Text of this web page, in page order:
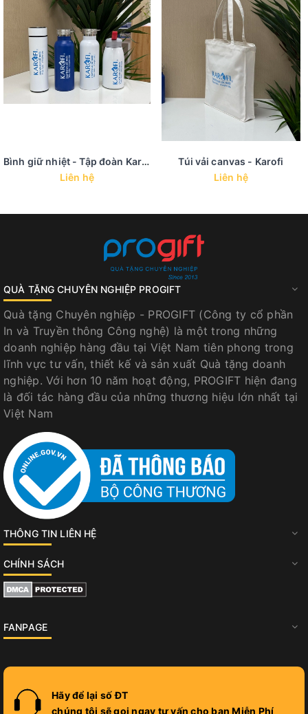
Bình giữ nhiệt - Tập đoàn Karofi
Liên hệ
Túi vải canvas - Karofi
Liên hệ
QUÀ TẶNG CHUYÊN NGHIỆP PROGIFT
Quà tặng Chuyên nghiệp - PROGIFT (Công ty cổ phần
In và Truyền thông Công nghệ) là một trong những
doanh nghiệp hàng đầu tại Việt Nam tiên phong trong
lĩnh vực tư vấn, thiết kế và sản xuất Quà tặng doanh
nghiệp. Với hơn 10 năm hoạt động, PROGIFT hiện đang
là đối tác hàng đầu của những thương hiệu lớn nhất tại
Việt Nam
THÔNG TIN LIÊN HỆ
CHÍNH SÁCH
FANPAGE
Hãy để lại số ĐT
chúng tôi sẽ gọi ngay tư vấn cho bạn Miễn Phí